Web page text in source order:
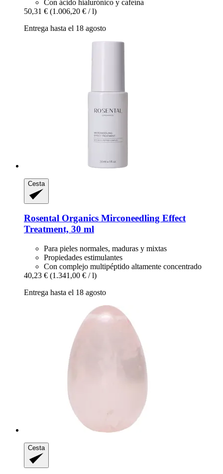
Con ácido hialurónico y cafeína
50,31 € (1.006,20 € / l)
Entrega hasta el 18 agosto
Cesta
Rosental Organics Mirconeedling Effect
Treatment, 30 ml
Para pieles normales, maduras y mixtas
Propiedades estimulantes
Con complejo multipéptido altamente concentrado
40,23 € (1.341,00 € / l)
Entrega hasta el 18 agosto
Cesta